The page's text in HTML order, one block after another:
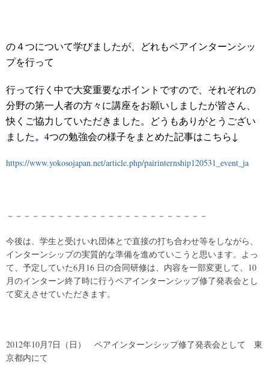
の４つについて学びましたが、どれもペアインターンシッ
プを行って
行って行く中で大変重要なポイントですので、それぞれの
分野の第一人者の方々に講座をお願いしましたが皆さん、
快くご協力していただきました。 どうもありがとうござい
ました。 4つの勉強会の様子をまとめた記事はこちら↓
https://www.yokosojapan.net/article.php/pairinternship120531_event_ja
－－－－－－－－－－－－－－－－－－－－－－－－
今後は、学生と受けいれ団体とで直接の打ち合わせ等をしながら、
インターンシップの実質的な準備を進めていこうと思います。よっ
て、予定していた6月16 日の合同研修は、内容を一部変更して、10
月のインターン終了時に行うペアインターンシップ修了発表会とし
て変えさせていただきます。
2012年10月7日（日） ペアインターンシップ修了発表会として 東
京都内にて